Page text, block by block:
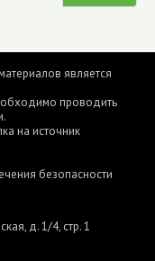
является
проводить
на источник
безопасности
д. 1/4, стр. 1